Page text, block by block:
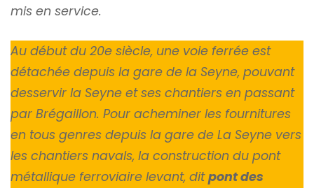
mis en service.
Au début du 20e siècle, une voie ferrée est
détachée depuis la gare de la Seyne, pouvant
desservir la Seyne et ses chantiers en passant
par Brégaillon. Pour acheminer les fournitures
en tous genres depuis la gare de La Seyne vers
les chantiers navals, la construction du pont
métallique ferroviaire levant, ditpont des